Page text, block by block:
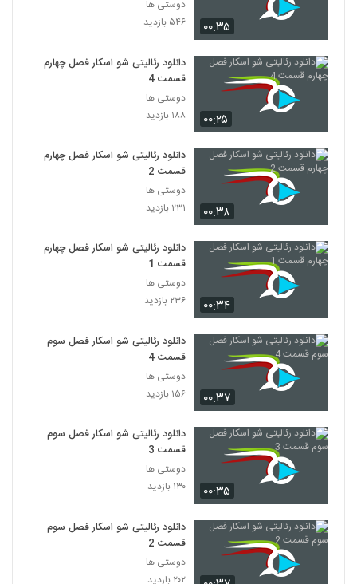
۰۰:۳۵
دوستی ها
۵۴۶ بازدید
۰۰:۲۵
دانلود رئالیتی شو اسکار فصل چهارم
قسمت 4
دوستی ها
۱۸۸ بازدید
۰۰:۳۸
دانلود رئالیتی شو اسکار فصل چهارم
قسمت 2
دوستی ها
۲۳۱ بازدید
۰۰:۳۴
دانلود رئالیتی شو اسکار فصل چهارم
قسمت 1
دوستی ها
۲۳۶ بازدید
۰۰:۳۷
دانلود رئالیتی شو اسکار فصل سوم
قسمت 4
دوستی ها
۱۵۶ بازدید
۰۰:۳۵
دانلود رئالیتی شو اسکار فصل سوم
قسمت 3
دوستی ها
۱۳۰ بازدید
دانلود رئالیتی شو اسکار فصل سوم
قسمت 2
دوستی ها
۲۰۲ بازدید